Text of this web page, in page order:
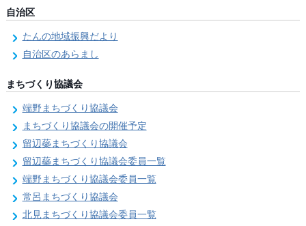
自治区
たんの地域振興だより
自治区のあらまし
まちづくり協議会
端野まちづくり協議会
まちづくり協議会の開催予定
留辺蘂まちづくり協議会
留辺蘂まちづくり協議会委員一覧
端野まちづくり協議会委員一覧
常呂まちづくり協議会
北見まちづくり協議会委員一覧